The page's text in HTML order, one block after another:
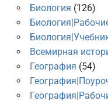
Биология (126)
Всемирная
География (54)